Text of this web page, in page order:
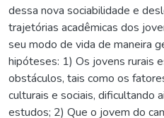
dessa nova sociabilidade e
trajetórias acadêmicas dos
seu modo de vida de maneira
hipóteses: 1) Os jovens rurais
obstáculos, tais como os
culturais e sociais, dificultando
estudos; 2) Que o jovem do